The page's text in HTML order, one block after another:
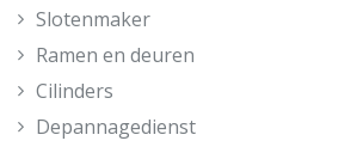
Slotenmaker
Ramen en deuren
Cilinders
Depannagedienst